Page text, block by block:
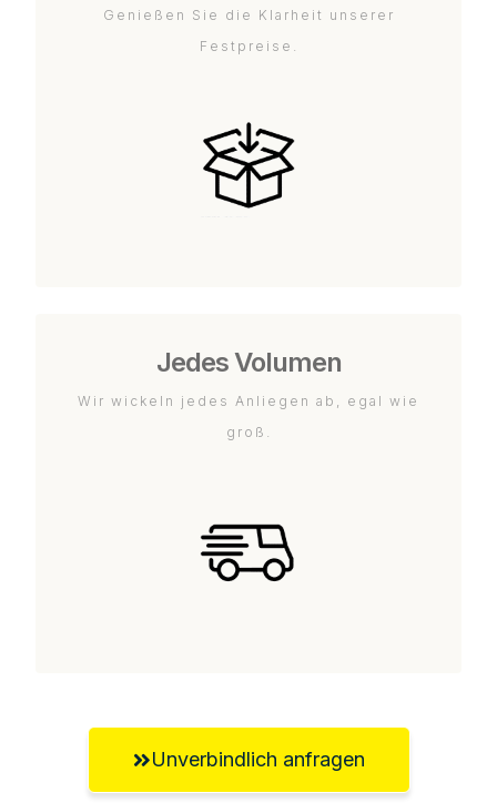
Genießen Sie die Klarheit unserer
Festpreise.
Jedes Volumen
Wir wickeln jedes Anliegen ab, egal wie
groß.
Unverbindlich anfragen